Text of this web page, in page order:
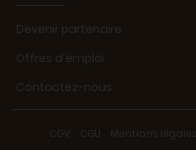
Devenir partenaire
Offres d'emploi
Contactez-nous
CGV CGU Mentions légales